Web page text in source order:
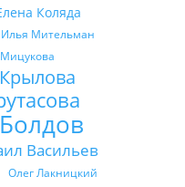
Коляда
Илья Мительман
Васильев
Олег Лакницкий